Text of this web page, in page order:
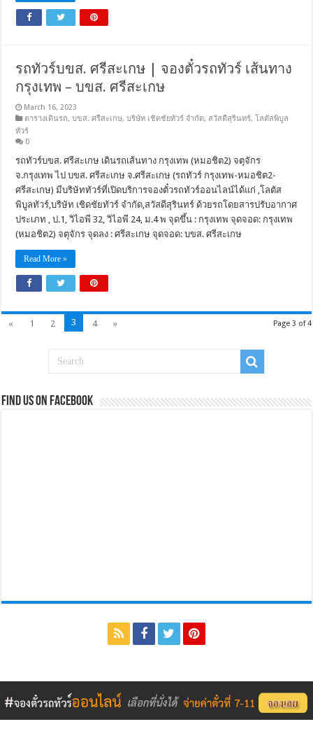
รถทัวร์บขส. ศรีสะเกษ | จองตั๋วรถทัวร์ เส้นทาง
กรุงเทพ – บขส. ศรีสะเกษ
March 16, 2023
ตารางเดินรถ,บขส. ศรีสะเกษ,บริษัท เชิดชัยทัวร์ จำกัด, สวัสดีสุรินทร์,โลตัสพิบูล
ทัวร์
0
รถทัวร์บขส. ศรีสะเกษ เดินรถเส้นทาง กรุงเทพ (หมอชิต2) จตุจักร
จ.กรุงเทพ ไป บขส. ศรีสะเกษ จ.ศรีสะเกษ (รถทัวร์ กรุงเทพ-หมอชิต2-
ศรีสะเกษ) มีบริษัททัวร์ที่เปิดบริการจองตั๋วรถทัวร์ออนไลน์ได้แก่ ,โลตัส
พิบูลทัวร์,บริษัท เชิดชัยทัวร์ จำกัด,สวัสดีสุรินทร์ ด้วยรถโดยสารปรับอากาศ
ประเภท , ป.1, วิไอพี 32, วิไอพี 24, ม.4 พ จุดขึ้น : กรุงเทพ จุดจอด: กรุงเทพ
(หมอชิต2) จตุจักร จุดลง : ศรีสะเกษ จุดจอด: บขส. ศรีสะเกษ
Read More »
Page 3 of 4
« 1 2 3 4 »
Find us on Facebook